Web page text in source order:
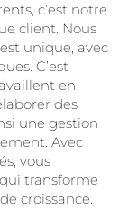
c’est notre
client. Nous
unique, avec
C’est
en
des
une gestion
Avec
vous
transforme
croissance.